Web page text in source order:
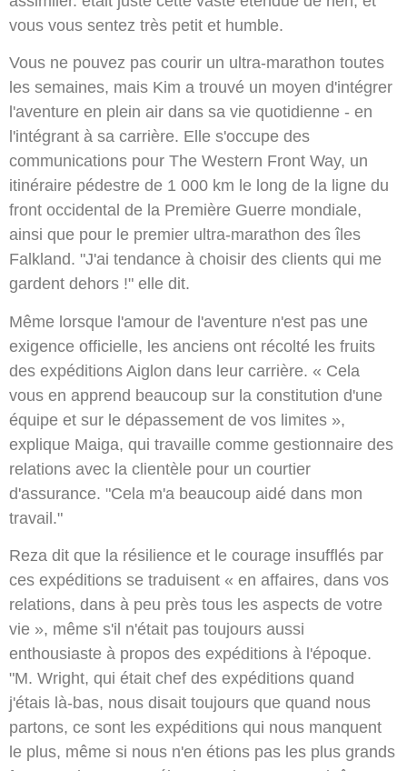
vous vous sentez très petit et humble.
Vous ne pouvez pas courir un ultra-marathon toutes
les semaines, mais Kim a trouvé un moyen d'intégrer
l'aventure en plein air dans sa vie quotidienne - en
l'intégrant à sa carrière. Elle s'occupe des
communications pour The Western Front Way, un
itinéraire pédestre de 1 000 km le long de la ligne du
front occidental de la Première Guerre mondiale,
ainsi que pour le premier ultra-marathon des îles
Falkland. "J'ai tendance à choisir des clients qui me
gardent dehors !" elle dit.
Même lorsque l'amour de l'aventure n'est pas une
exigence officielle, les anciens ont récolté les fruits
des expéditions Aiglon dans leur carrière. « Cela
vous en apprend beaucoup sur la constitution d'une
équipe et sur le dépassement de vos limites »,
explique Maiga, qui travaille comme gestionnaire des
relations avec la clientèle pour un courtier
d'assurance. "Cela m'a beaucoup aidé dans mon
travail."
Reza dit que la résilience et le courage insufflés par
ces expéditions se traduisent « en affaires, dans vos
relations, dans à peu près tous les aspects de votre
vie », même s'il n'était pas toujours aussi
enthousiaste à propos des expéditions à l'époque.
"M. Wright, qui était chef des expéditions quand
j'étais là-bas, nous disait toujours que quand nous
partons, ce sont les expéditions qui nous manquent
le plus, même si nous n'en étions pas les plus grands